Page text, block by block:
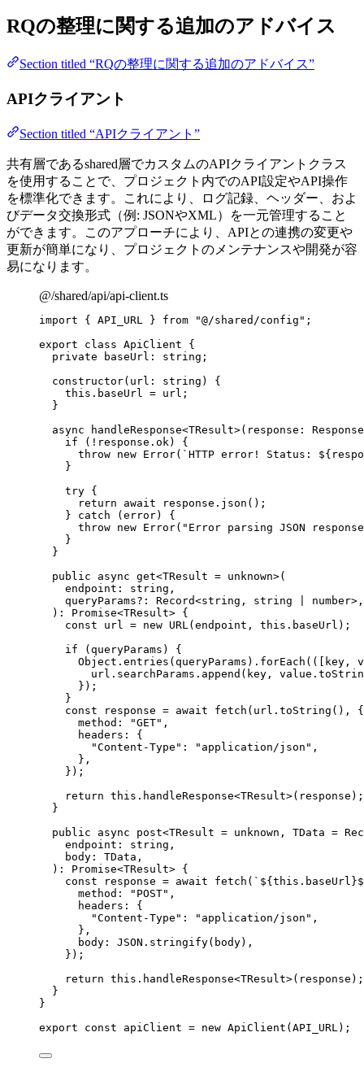
RQの整理に関する追加のアドバイス
Section titled “RQの整理に関する追加のアドバイス”
APIクライアント
Section titled “APIクライアント”
共有層であるshared層でカスタムのAPIクライアントクラス
を使用することで、プロジェクト内でのAPI設定やAPI操作
を標準化できます。これにより、ログ記録、ヘッダー、およ
びデータ交換形式（例: JSONやXML）を一元管理すること
ができます。このアプローチにより、APIとの連携の変更や
更新が簡単になり、プロジェクトのメンテナンスや開発が容
易になります。
@/shared/api/api-client.ts
import { API_URL } from "@/shared/config " ;
export
class ApiClient {
private baseUrl : string ;
constructor( url : string )
{
this . baseUrl = url;
}
async
handleResponse<TResult>( response :
Response
if ( ! response . ok ) {
throw new Error( ` HTTP error! Status: ${
}
try {
return
await response . json ();
} catch (error) {
throw new Error( " Error parsing JSON response
}
}
public
async get<TResult = unknown>(
endpoint : string ,
queryParams?: Record<string , string number>,
) : Promise<TResult> {
const
url = new URL (endpoint , this . baseUrl );
if (queryParams) {
Object . entries (queryParams) . forEach ( ( [ key ,
url . searchParams . append (key, value .
});
}
const
response = await fetch (url . toString () , {
method:
"GET" ,
headers: {
"Content-Type " : " application/json " ,
},
} );
return this . handleResponse<TResult>(response);
}
public
async post<TResult = unknown , TData =
endpoint : string ,
body : TData ,
) : Promise<TResult> {
const
response = await fetch ( ` ${this . baseUrl
method:
" POST" ,
headers: {
"Content-Type " : " application/json " ,
},
body: JSON . stringify(body) ,
} );
return this . handleResponse<TResult>(response);
}
}
export const apiClient = new ApiClient (API_URL );